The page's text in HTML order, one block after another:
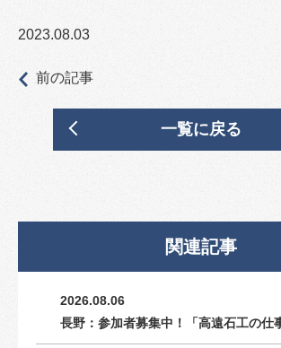
2023.08.03
前の記事
一覧に戻る
関連記事
2026.08.06
長野：参加者募集中！「高遠石工の仕